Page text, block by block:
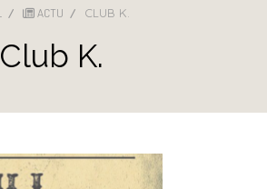
ACTU CLUB K.
Club K.